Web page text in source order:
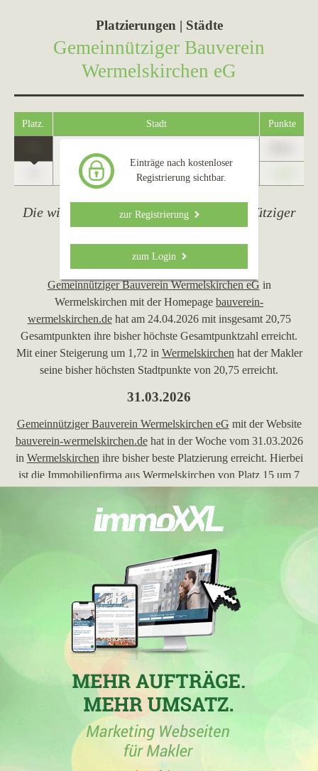
Platzierungen | Städte
Gemeinnütziger Bauverein
Wermelskirchen eG
Platz. Stadt Punkte
Wermelskirchen
Einträge nach kostenloser
Registrierung sichtbar.
zur Registrierung
zum Login
Die wichtigsten Ereignisse von Gemeinnütziger
Bauverein Wermelskirchen eG
24.04.2026
Gemeinnütziger Bauverein Wermelskirchen eG in
Wermelskirchen mit der Homepage bauverein-
wermelskirchen.dehat am 24.04.2026 mit insgesamt 20,75
Gesamtpunkten ihre bisher höchste Gesamtpunktzahl erreicht.
Mit einer Steigerung um 1,72 in Wermelskirchen hat der Makler
seine bisher höchsten Stadtpunkte von 20,75 erreicht.
31.03.2026
Gemeinnütziger Bauverein Wermelskirchen eG mit der Website
bauverein-wermelskirchen.dehat in der Woche vom 31.03.2026
in Wermelskirchen ihre bisher beste Platzierung erreicht. Hierbei
ist die Immobilienfirma aus Wermelskirchen von Platz 15 um 7
Folgende Maklerseiten wurden hierbei überholt:
falkenhaus.com , sparkasse-wermelskirchen.de
geschwister-bauer.immo . Mit exakt 19,13
Gesamtpunkten hat die Immobilienmaklerwebseite ihre bisher
höchste Gesamtpunktzahl als Ergebnis. Das Maklerunternehmen
hat zusätzlich inWermelskirchenmit einem Zuwachs von 11,12
seine bislang höchsten Stadtpunkte von 19,03 verbucht.
30.01.2026
Wermelskirchenhat die MaklerfirmaGemeinnütziger
Bauverein Wermelskirchen eGmit der Domain
wermelskirchen.de